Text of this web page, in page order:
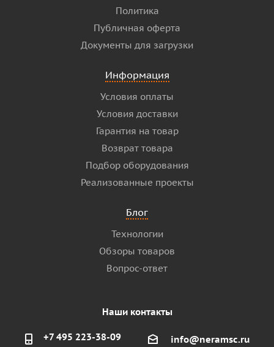
Политика
Публичная оферта
Документы для загрузки
Информация
Условия оплаты
Условия доставки
Гарантия на товар
Возврат товара
Подбор оборудования
Реализованные проекты
Блог
Технологии
Обзоры товаров
Вопрос-ответ
Наши контакты
+7 495 223-38-09 info@neramsc.ru